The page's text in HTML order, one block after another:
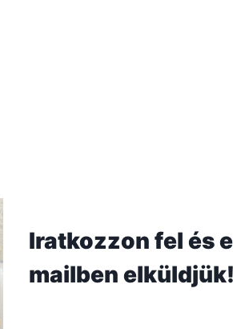
Iratkozzon fel és
mailben elküldjük!